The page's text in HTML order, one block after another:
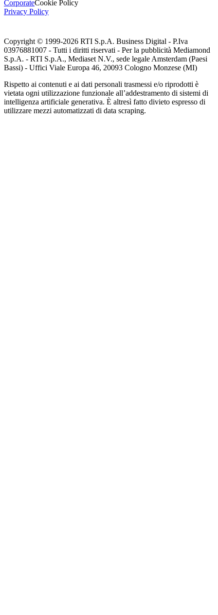
CorporateCookie Policy
Privacy Policy
Copyright © 1999-2026 RTI S.p.A. Business Digital - P.Iva
03976881007 - Tutti i diritti riservati - Per la pubblicità Mediamond
S.p.A. - RTI S.p.A., Mediaset N.V., sede legale Amsterdam (Paesi
Bassi) - Uffici Viale Europa 46, 20093 Cologno Monzese (MI)
Rispetto ai contenuti e ai dati personali trasmessi e/o riprodotti è
vietata ogni utilizzazione funzionale all’addestramento di sistemi di
intelligenza artificiale generativa. È altresì fatto divieto espresso di
utilizzare mezzi automatizzati di data scraping.